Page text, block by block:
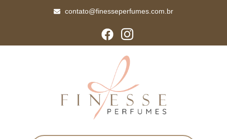
contato@finesseperfumes.com.br